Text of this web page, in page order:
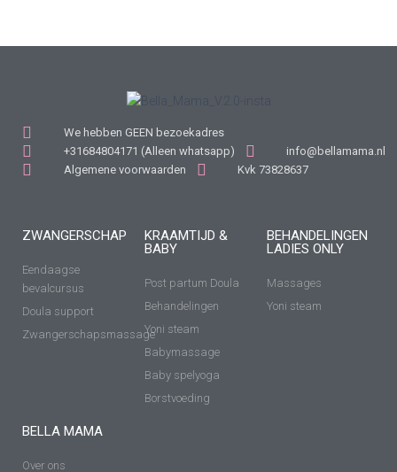
We hebben GEEN bezoekadres
+31684804171 (Alleen whatsapp)
info@bellamama.nl
Algemene voorwaarden
Kvk 73828637
ZWANGERSCHAP
Eendaagse
bevalcursus
Doula support
Zwangerschapsmassage
KRAAMTIJD &
BABY
Post partum Doula
Behandelingen
Yoni steam
Babymassage
Baby spelyoga
Borstvoeding
BEHANDELINGEN
LADIES ONLY
Massages
Yoni steam
BELLA MAMA
Over ons